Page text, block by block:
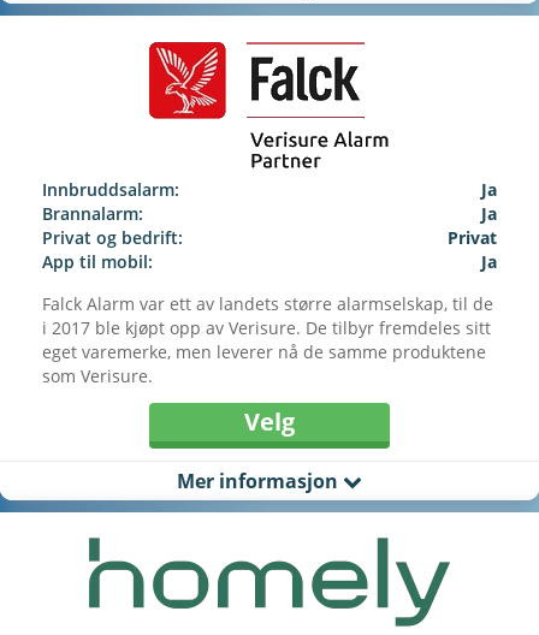
Innbruddsalarm:
Ja
Brannalarm:
Ja
Privat og bedrift:
Privat
App til mobil:
Ja
Falck Alarm var ett av landets større alarmselskap, til de
i 2017 ble kjøpt opp av Verisure. De tilbyr fremdeles sitt
eget varemerke, men leverer nå de samme produktene
som Verisure.
Velg
Mer informasjon